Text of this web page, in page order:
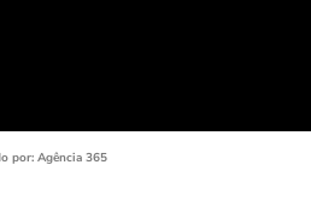
por: Agência 365